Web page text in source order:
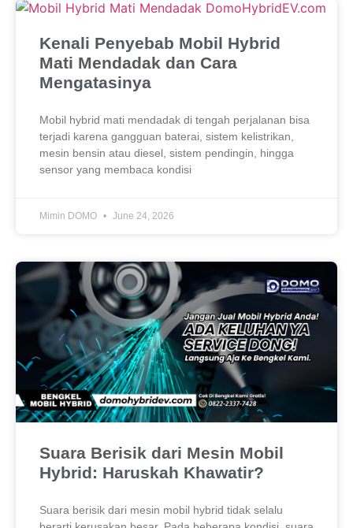
Kenali Penyebab Mobil Hybrid
Mati Mendadak dan Cara
Mengatasinya
Mobil hybrid mati mendadak di tengah perjalanan bisa
terjadi karena gangguan baterai, sistem kelistrikan,
mesin bensin atau diesel, sistem pendingin, hingga
sensor yang membaca kondisi
Mimin DOMO June 24, 2026
Suara Berisik dari Mesin Mobil
Hybrid: Haruskah Khawatir?
Suara berisik dari mesin mobil hybrid tidak selalu